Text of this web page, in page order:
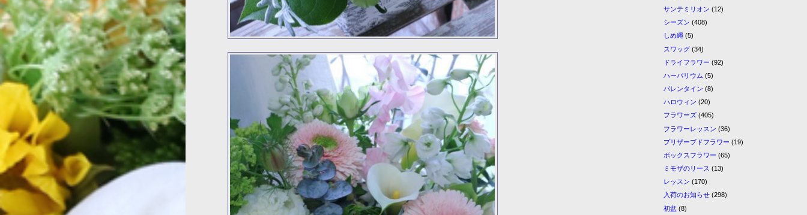
サンテミリオン (12)
シーズン (408)
しめ縄 (5)
スワッグ (34)
ドライフラワー (92)
ハーバリウム (5)
バレンタイン (8)
ハロウィン (20)
フラワーズ (405)
フラワーレッスン (36)
プリザーブドフラワー (19)
ボックスフラワー (65)
ミモザのリース (13)
レッスン (170)
入荷のお知らせ (298)
初盆 (8)